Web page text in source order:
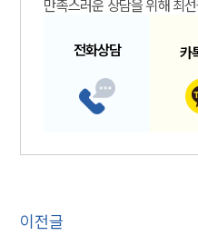
만족스러운 상담을 위해 최
전화상담 카
이전글